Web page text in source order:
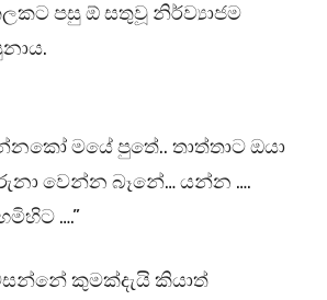
පසු ඕ සතුවූ නිර්ව්‍යාජම
මයේ පුතේ.. තාත්තාට ඔයා
වෙන්න බෑනේ… යන්න ….
….”
කුමක්දැයි කියාත්